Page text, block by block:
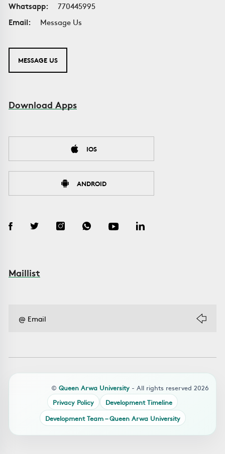
Whatsapp:
770445995
Email:
Message Us
MESSAGE US
Download Apps
IOS
ANDROID
Maillist
© Queen Arwa University - All rights reserved 2026
Privacy Policy
Development Timeline
Development Team – Queen Arwa University